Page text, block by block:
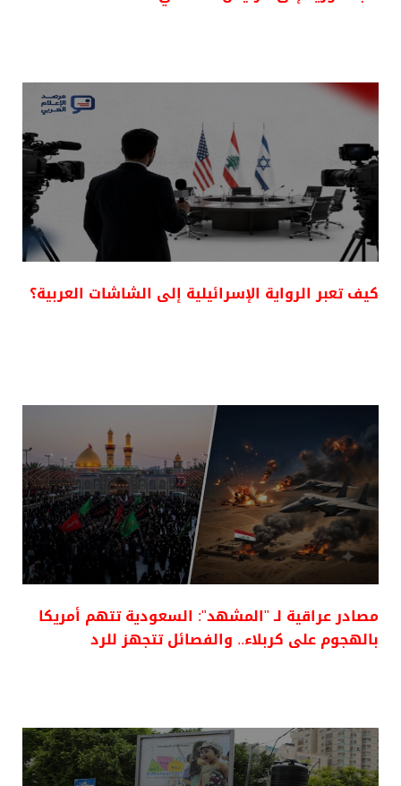
كيف تعبر الرواية الإسرائيلية إلى الشاشات العربية؟
مصادر عراقية لـ "المشهد": السعودية تتهم أمريكا
بالهجوم على كربلاء.. والفصائل تتجهز للرد